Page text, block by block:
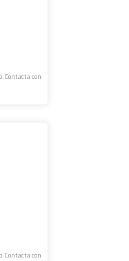
Contacta con
Contacta con